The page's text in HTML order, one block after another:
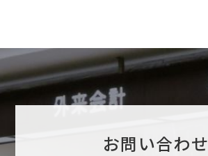
お問い合わせ